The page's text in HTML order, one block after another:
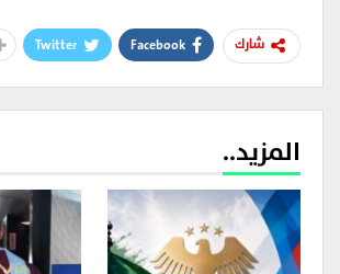
شارك Facebook
Twitter
المزيد..